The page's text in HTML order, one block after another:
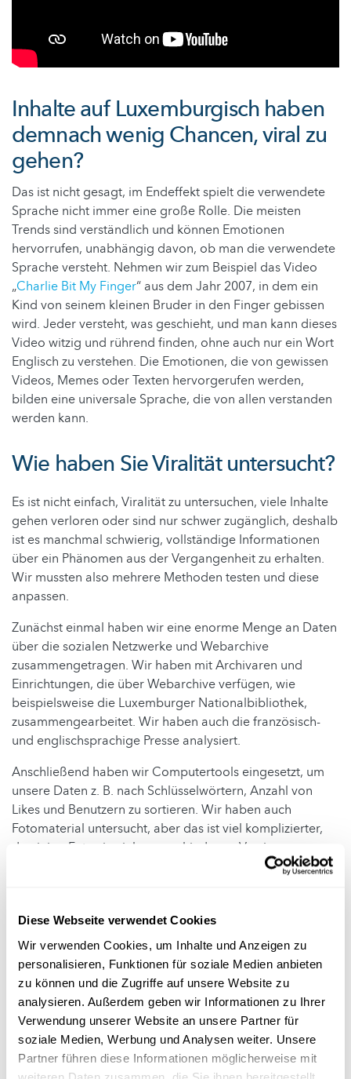
Diese Webseite verwendet Cookies
Wir verwenden Cookies, um Inhalte und Anzeigen zu
personalisieren, Funktionen für soziale Medien anbieten
zu können und die Zugriffe auf unsere Website zu
analysieren. Außerdem geben wir Informationen zu Ihrer
Verwendung unserer Website an unsere Partner für
soziale Medien, Werbung und Analysen weiter. Unsere
Partner führen diese Informationen möglicherweise mit
Inhalte auf Luxemburgisch haben
demnach wenig Chancen, viral zu
gehen?
Das ist nicht gesagt, im Endeffekt spielt die verwendete
Sprache nicht immer eine große Rolle. Die meisten
Trends sind verständlich und können Emotionen
hervorrufen, unabhängig davon, ob man die verwendete
Sprache versteht. Nehmen wir zum Beispiel das Video
„Charlie Bit My Finger“ aus dem Jahr 2007, in dem ein
Kind von seinem kleinen Bruder in den Finger gebissen
wird. Jeder versteht, was geschieht, und man kann dieses
Video witzig und rührend finden, ohne auch nur ein Wort
Englisch zu verstehen. Die Emotionen, die von gewissen
Videos, Memes oder Texten hervorgerufen werden,
bilden eine universale Sprache, die von allen verstanden
werden kann.
Wie haben Sie Viralität untersucht?
Es ist nicht einfach, Viralität zu untersuchen, viele Inhalte
gehen verloren oder sind nur schwer zugänglich, deshalb
ist es manchmal schwierig, vollständige Informationen
über ein Phänomen aus der Vergangenheit zu erhalten.
Wir mussten also mehrere Methoden testen und diese
anpassen.
Zunächst einmal haben wir eine enorme Menge an Daten
über die sozialen Netzwerke und Webarchive
zusammengetragen. Wir haben mit Archivaren und
Einrichtungen, die über Webarchive verfügen, wie
beispielsweise die Luxemburger Nationalbibliothek,
zusammengearbeitet. Wir haben auch die französisch-
und englischsprachige Presse analysiert.
Anschließend haben wir Computertools eingesetzt, um
unsere Daten z. B. nach Schlüsselwörtern, Anzahl von
Likes und Benutzern zu sortieren. Wir haben auch
Fotomaterial untersucht, aber das ist viel komplizierter,
da einige Fotos in vielen verschiedenen Versionen
auftauchen, so z. B. das Foto dieses kleinen Mädchens
mehrfach verändert wurde. Einige Internetnutzer haben
einen Text hinzugefügt, andere das Haus ersetzt oder den
Kopf des Mädchens ausgetauscht.
Können Sie uns ein Beispiel für ein
von Ihnen untersuchtes Phänomen
nennen, dessen Ergebnisse Sie